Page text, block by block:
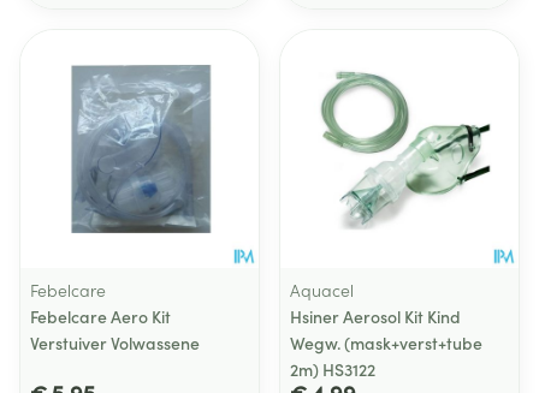
Febelcare
Febelcare Aero Kit
Verstuiver Volwassene
Aquacel
Hsiner Aerosol Kit Kind
Wegw. (mask+verst+tube
2m) HS3122